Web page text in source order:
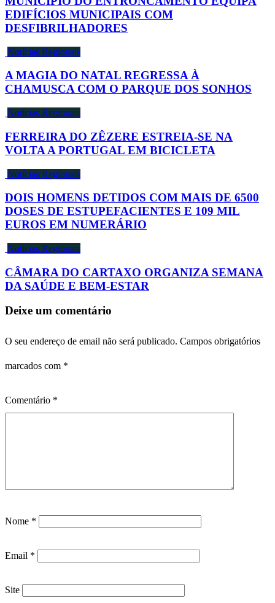
EDIFÍCIOS MUNICIPAIS COM
DESFIBRILHADORES
Notícias Regionais
A MAGIA DO NATAL REGRESSA À
CHAMUSCA COM O PARQUE DOS SONHOS
Notícias Regionais
FERREIRA DO ZÊZERE ESTREIA-SE NA
VOLTA A PORTUGAL EM BICICLETA
Notícias Regionais
DOIS HOMENS DETIDOS COM MAIS DE 6500
DOSES DE ESTUPEFACIENTES E 109 MIL
EUROS EM NUMERÁRIO
Notícias Regionais
CÂMARA DO CARTAXO ORGANIZA SEMANA
DA SAÚDE E BEM-ESTAR
Deixe um comentário
O seu endereço de email não será publicado. Campos obrigatórios
marcados com *
Comentário *
Nome *
Email *
Site